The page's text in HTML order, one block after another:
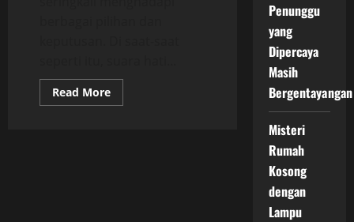
Read MoreRead
more
Penunggu
yang
Dipercaya
Masih
Bergentayangan
Misteri
Rumah
Kosong
dengan
Lampu